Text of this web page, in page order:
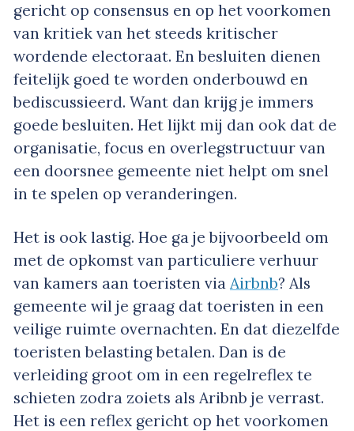
gericht op consensus en op het voorkomen
van kritiek van het steeds kritischer
wordende electoraat. En besluiten dienen
feitelijk goed te worden onderbouwd en
bediscussieerd. Want dan krijg je immers
goede besluiten. Het lijkt mij dan ook dat de
organisatie, focus en overlegstructuur van
een doorsnee gemeente niet helpt om snel
in te spelen op veranderingen.
Het is ook lastig. Hoe ga je bijvoorbeeld om
met de opkomst van particuliere verhuur
van kamers aan toeristen via Airbnb? Als
gemeente wil je graag dat toeristen in een
veilige ruimte overnachten. En dat diezelfde
toeristen belasting betalen. Dan is de
verleiding groot om in een regelreflex te
schieten zodra zoiets als Aribnb je verrast.
Het is een reflex gericht op het voorkomen